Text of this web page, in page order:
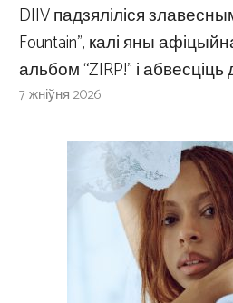
DIIV падзяліліся
Fountain”, калі яны
альбом “ZIRP!” і
7 жніўня 2026